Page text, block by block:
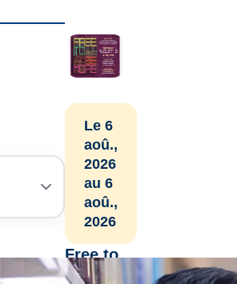
Free to
Be
Le 6
aoû.,
2026
au 6
aoû.,
2026